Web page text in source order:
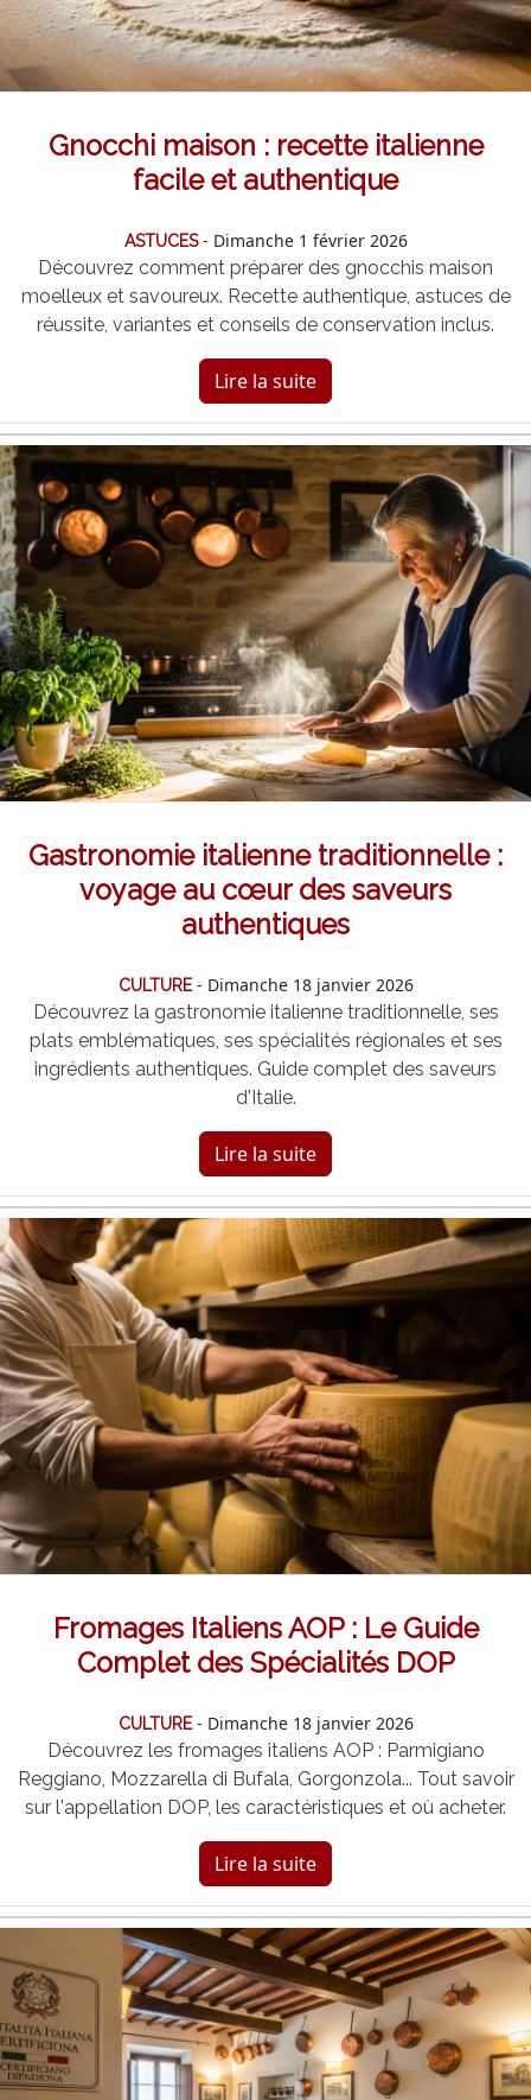
Gnocchi maison : recette italienne
facile et authentique
ASTUCES- Dimanche 1 février 2026
Découvrez comment préparer des gnocchis maison
moelleux et savoureux. Recette authentique, astuces de
réussite, variantes et conseils de conservation inclus.
Lire la suite
Gastronomie italienne traditionnelle :
voyage au cœur des saveurs
authentiques
CULTURE- Dimanche 18 janvier 2026
Découvrez la gastronomie italienne traditionnelle, ses
plats emblématiques, ses spécialités régionales et ses
ingrédients authentiques. Guide complet des saveurs
d'Italie.
Lire la suite
Fromages Italiens AOP : Le Guide
Complet des Spécialités DOP
CULTURE- Dimanche 18 janvier 2026
Découvrez les fromages italiens AOP : Parmigiano
Reggiano, Mozzarella di Bufala, Gorgonzola... Tout savoir
sur l'appellation DOP, les caractéristiques et où acheter.
Lire la suite